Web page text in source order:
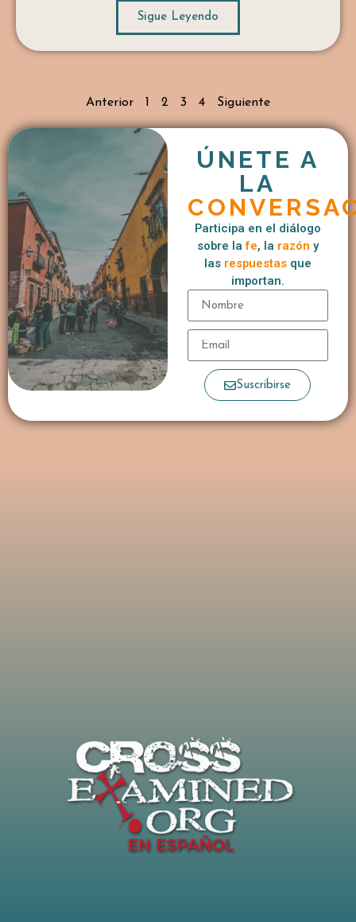
SURGE, que apuntan al inicio definitivo del
...
Sigue Leyendo
Anterior 1 2 3 4 Siguiente
ÚNETE A
LA
Participa en el diálogo
sobre lafe, la razón y
las respuestasque
importan.
Suscribirse